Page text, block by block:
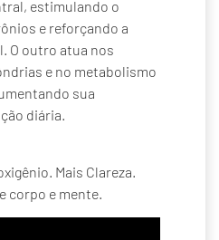
estimulando o
e reforçando a
O outro atua nos
e no metabolismo
sua
diária.
Mais Clareza.
corpo e mente.